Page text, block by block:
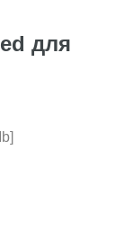
для